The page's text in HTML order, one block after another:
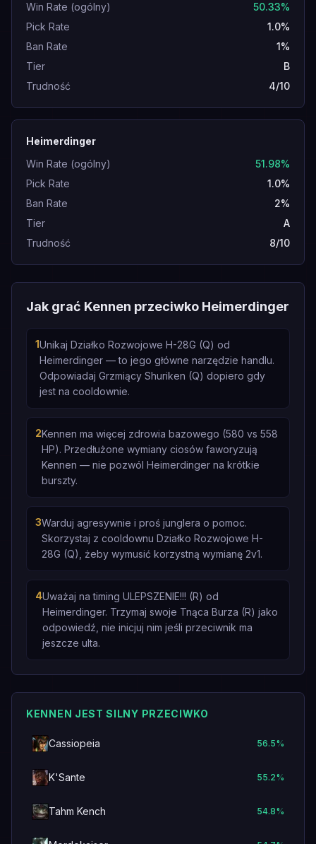
Win Rate (ogólny)
50.33%
Pick Rate
1.0%
Ban Rate
1%
Tier
B
Trudność
4/10
Heimerdinger
Win Rate (ogólny)
51.98%
Pick Rate
1.0%
Ban Rate
2%
Tier
A
Trudność
8/10
Jak grać Kennen przeciwko Heimerdinger
1Unikaj Działko Rozwojowe H-28G (Q) od
Heimerdinger — to jego główne narzędzie handlu.
Odpowiadaj Grzmiący Shuriken (Q) dopiero gdy
jest na cooldownie.
2Kennen ma więcej zdrowia bazowego (580 vs 558
HP). Przedłużone wymiany ciosów faworyzują
Kennen — nie pozwól Heimerdinger na krótkie
burszty.
3Warduj agresywnie i proś junglera o pomoc.
Skorzystaj z cooldownu Działko Rozwojowe H-
28G (Q), żeby wymusić korzystną wymianę 2v1.
4Uważaj na timing ULEPSZENIE!!! (R) od
Heimerdinger. Trzymaj swoje Tnąca Burza (R) jako
odpowiedź, nie inicjuj nim jeśli przeciwnik ma
jeszcze ulta.
KENNEN JEST SILNY PRZECIWKO
Cassiopeia 56.5%
K'Sante 55.2%
Tahm Kench 54.8%